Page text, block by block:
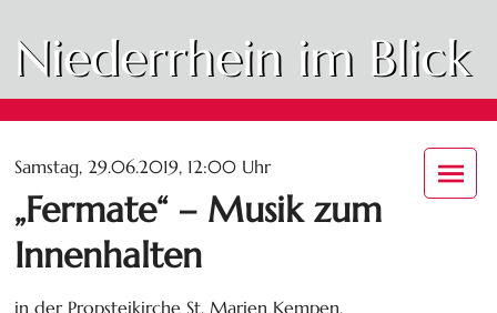
Niederrhein im Blick
Samstag, 29.06.2019, 12:00 Uhr
„Fermate“ – Musik zum
Innenhalten
in der Propsteikirche St. Marien Kempen.